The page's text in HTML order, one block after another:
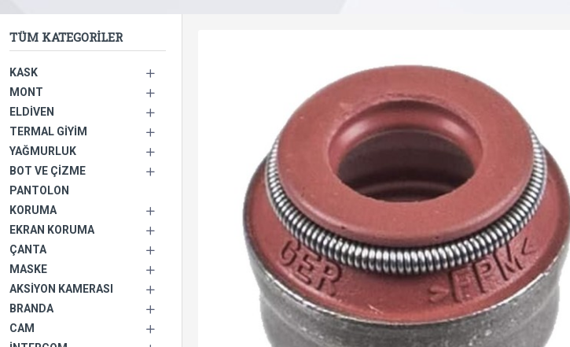
TÜM KATEGORILER
KASK
MONT
ELDIVEN
TERMAL GIYIM
YAĞMURLUK
BOT VE ÇIZME
PANTOLON
KORUMA
EKRAN KORUMA
ÇANTA
MASKE
AKSIYON KAMERASI
BRANDA
CAM